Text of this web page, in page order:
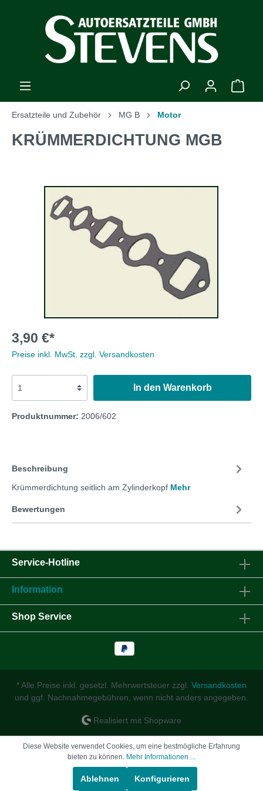
Ersatzteile und Zubehör MG B Motor
KRÜMMERDICHTUNG MGB
3,90 €*
Preise inkl. MwSt. zzgl. Versandkosten
In den Warenkorb
Produktnummer: 2006/602
Beschreibung
Krümmerdichtung seitlich am Zylinderkopf Mehr
Bewertungen
Service-Hotline
Information
Shop Service
* Alle Preise inkl. gesetzl. Mehrwertsteuer zzgl. Versandkosten
und ggf. Nachnahmegebühren, wenn nicht anders angegeben.
Realisiert mit Shopware
Diese Website verwendet Cookies, um eine bestmögliche Erfahrung
bieten zu können. Mehr Informationen ...
Ablehnen Konfigurieren